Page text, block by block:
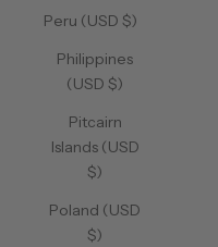
Peru (USD $)
Philippines
(USD $)
Pitcairn
Islands (USD
$)
Poland (USD
$)